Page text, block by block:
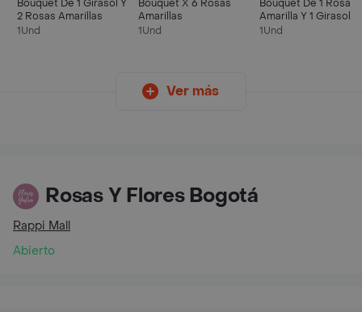
Bouquet De 1 Girasol Y
2 Rosas Amarillas
1Und
Bouquet X 6 Rosas
Amarillas
1Und
Bouquet De 1 Rosa
Amarilla Y 1 Girasol
1Und
Ver más
Rosas Y Flores Bogotá
Rappi Mall
Abierto